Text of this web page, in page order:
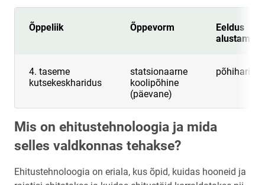
Õppeliik Õppevorm
Eeldus
4. taseme
kutsekeskharidus
statsionaarne
koolipõhine
(päevane)
põhiharidus
Mis on ehitustehnoloogia ja mida
selles valdkonnas tehakse?
Ehitustehnoloogia on eriala, kus õpid, kuidas hooneid ja